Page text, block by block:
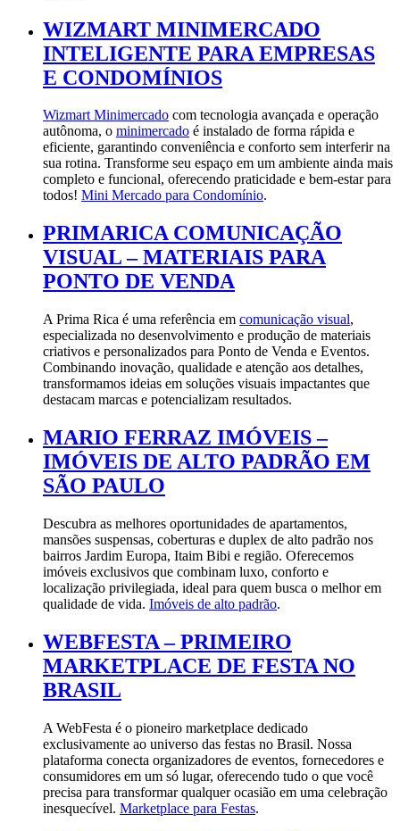
WIZMART MINIMERCADO
INTELIGENTE PARA EMPRESAS
E CONDOMÍNIOS
Wizmart Minimercado com tecnologia avançada e operação
autônoma, o minimercado é instalado de forma rápida e
eficiente, garantindo conveniência e conforto sem interferir na
sua rotina. Transforme seu espaço em um ambiente ainda mais
completo e funcional, oferecendo praticidade e bem-estar para
todos! Mini Mercado para Condomínio.
PRIMARICA COMUNICAÇÃO
VISUAL – MATERIAIS PARA
PONTO DE VENDA
A Prima Rica é uma referência em comunicação visual,
especializada no desenvolvimento e produção de materiais
criativos e personalizados para Ponto de Venda e Eventos.
Combinando inovação, qualidade e atenção aos detalhes,
transformamos ideias em soluções visuais impactantes que
destacam marcas e potencializam resultados.
MARIO FERRAZ IMÓVEIS –
IMÓVEIS DE ALTO PADRÃO EM
SÃO PAULO
Descubra as melhores oportunidades de apartamentos,
mansões suspensas, coberturas e duplex de alto padrão nos
bairros Jardim Europa, Itaim Bibi e região. Oferecemos
imóveis exclusivos que combinam luxo, conforto e
localização privilegiada, ideal para quem busca o melhor em
qualidade de vida. Imóveis de alto padrão.
WEBFESTA – PRIMEIRO
MARKETPLACE DE FESTA NO
BRASIL
A WebFesta é o pioneiro marketplace dedicado
exclusivamente ao universo das festas no Brasil. Nossa
plataforma conecta organizadores de eventos, fornecedores e
consumidores em um só lugar, oferecendo tudo o que você
precisa para transformar qualquer ocasião em uma celebração
inesquecível. Marketplace para Festas.